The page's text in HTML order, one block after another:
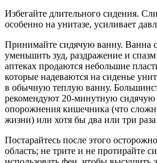
Избегайте длительного сидения.
особенно на унитазе, усиливает
Принимайте сидячую ванну. Ванна
уменьшить зуд, раздражение и
аптеках продаются небольшие
которые надеваются на сиденье
в обычную теплую ванну.
рекомендуют 20-минутную сидячую
опорожнения кишечника (что
жизни) или хотя бы два или три
Постарайтесь после этого
область; не трите и не протирайте